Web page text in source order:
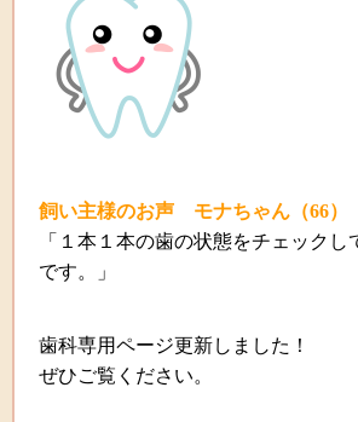
飼い主様のお声 モナちゃん（66）
「１本１本の歯の状態をチェックし
です。」
歯科専用ページ更新しました！
ぜひご覧ください。